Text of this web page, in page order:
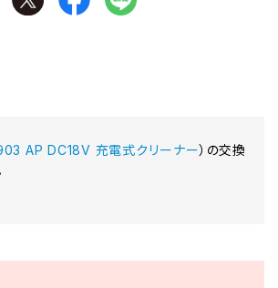
AP DC18V 充電式クリーナー）の交換